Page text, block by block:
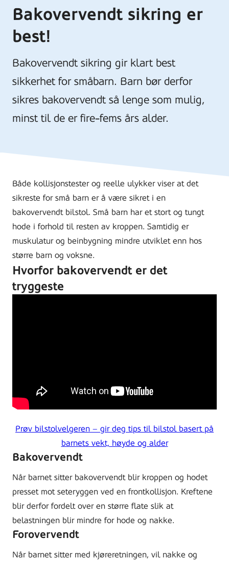
Bakovervendt sikring er
best!
Bakovervendt sikring gir klart best
sikkerhet for småbarn. Barn bør derfor
sikres bakovervendt så lenge som mulig,
minst til de er fire-fems års alder.
Både kollisjonstester og reelle ulykker viser at det
sikreste for små barn er å være sikret i en
bakovervendt bilstol. Små barn har et stort og tungt
hode i forhold til resten av kroppen. Samtidig er
muskulatur og beinbygning mindre utviklet enn hos
større barn og voksne.
Hvorfor bakovervendt er det
tryggeste
Prøv bilstolvelgeren – gir deg tips til bilstol basert på
barnets vekt, høyde og alder
Bakovervendt
Når barnet sitter bakovervendt blir kroppen og hodet
presset mot seteryggen ved en frontkollisjon. Kreftene
blir derfor fordelt over en større flate slik at
belastningen blir mindre for hode og nakke.
Forovervendt
Når barnet sitter med kjøreretningen, vil nakke og